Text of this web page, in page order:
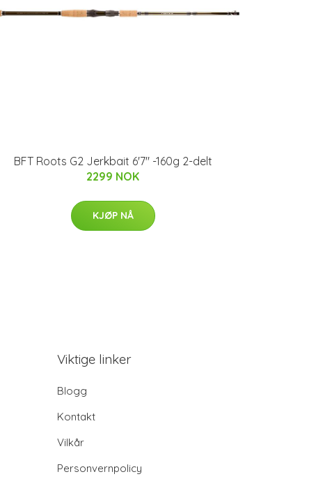
BFT Roots G2 Jerkbait 6'7" -160g 2-delt
2299 NOK
KJØP NÅ
Viktige linker
Blogg
Kontakt
Vilkår
Personvernpolicy